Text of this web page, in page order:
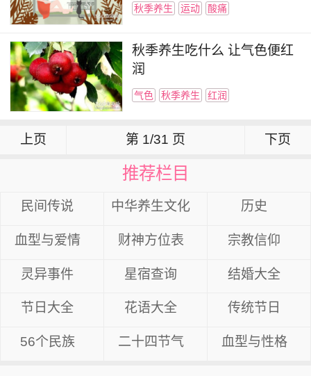
秋季养生 运动 酸痛
秋季养生吃什么 让气色便红
润
气色 秋季养生 红润
上页 第 1/31 页 下页
推荐栏目
民间传说 中华养生文化 历史
血型与爱情 财神方位表 宗教信仰
灵异事件 星宿查询 结婚大全
节日大全 花语大全 传统节日
56个民族 二十四节气 血型与性格